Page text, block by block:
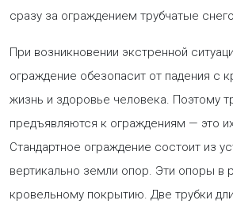
сразу за ограждением трубчатые
При возникновении экстренной
ограждение обезопасит от падения с
жизнь и здоровье человека. Поэтому
предъявляются к ограждениям — это
Стандартное ограждение состоит из
вертикально земли опор. Эти опоры в
кровельному покрытию. Две трубки